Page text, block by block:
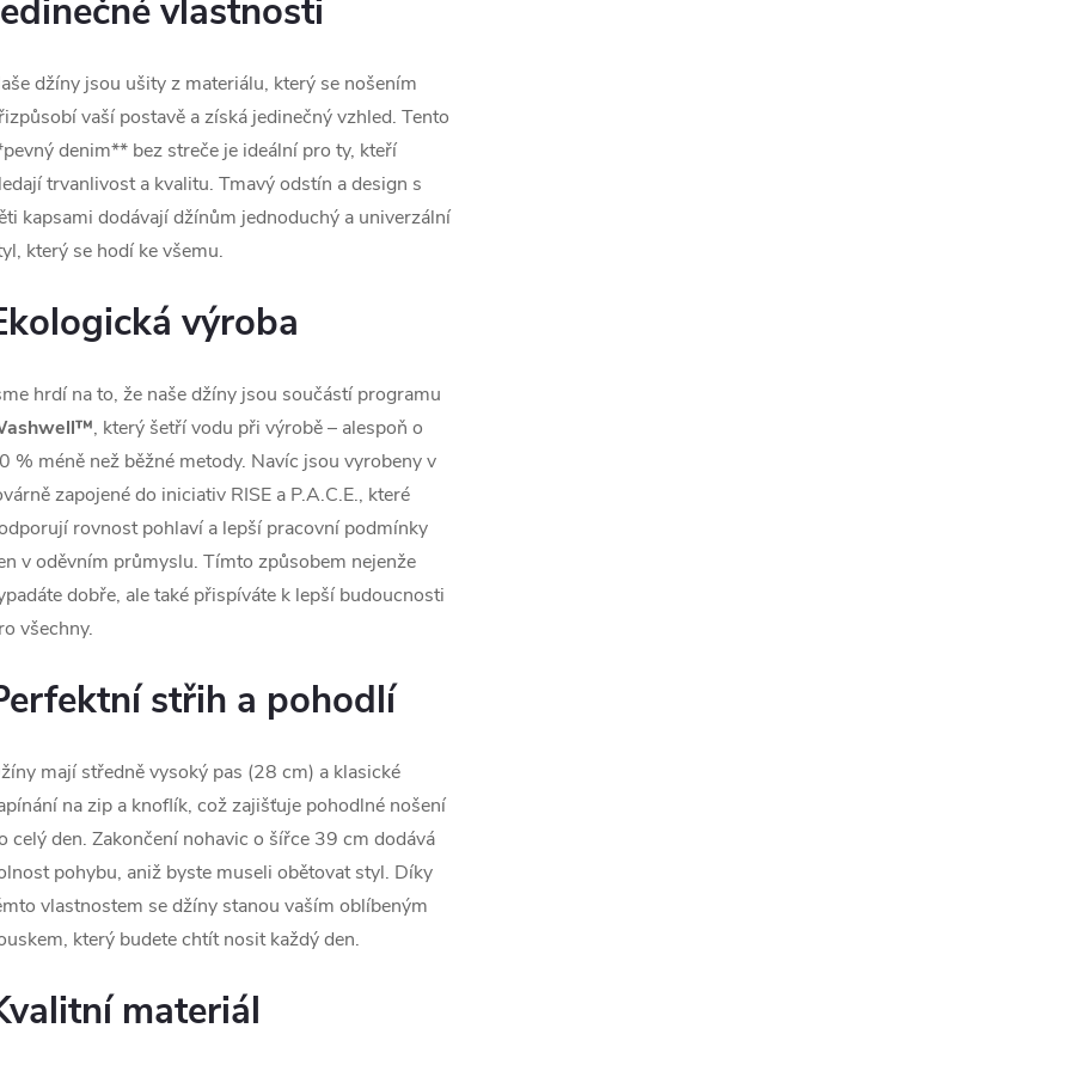
vlastnosti
džíny jsou ušity z materiálu, který se nošením
vaší postavě a získá jedinečný vzhled. Tento
denim** bez streče je ideální pro ty, kteří
trvanlivost a kvalitu. Tmavý odstín a design s
kapsami dodávají džínům jednoduchý a univerzální
který se hodí ke všemu.
výroba
hrdí na to, že naše džíny jsou součástí programu
, který šetří vodu při výrobě – alespoň o
% méně než běžné metody. Navíc jsou vyrobeny v
zapojené do iniciativ RISE a P.A.C.E., které
rovnost pohlaví a lepší pracovní podmínky
v oděvním průmyslu. Tímto způsobem nejenže
dobře, ale také přispíváte k lepší budoucnosti
všechny.
střih a pohodlí
mají středně vysoký pas (28 cm) a klasické
na zip a knoflík, což zajišťuje pohodlné nošení
celý den. Zakončení nohavic o šířce 39 cm dodává
pohybu, aniž byste museli obětovat styl. Díky
vlastnostem se džíny stanou vaším oblíbeným
který budete chtít nosit každý den.
materiál